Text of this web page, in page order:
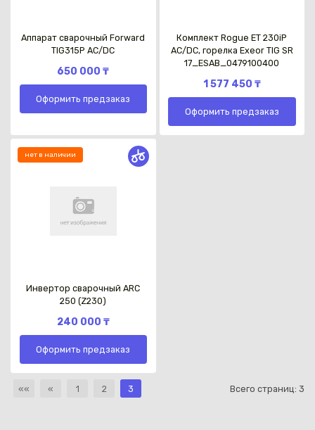
Аппарат сварочный Forward
TIG315P AC/DC
650 000 ₸
Оформить предзаказ
Комплект Rogue ET 230iP
AC/DC, горелка Exeor TIG SR
17_ESAB_0479100400
1 577 450 ₸
Оформить предзаказ
нет в наличии
Инвертор сварочный ARC
250 (Z230)
240 000 ₸
Оформить предзаказ
Всего страниц: 3
«« « 1 2 3